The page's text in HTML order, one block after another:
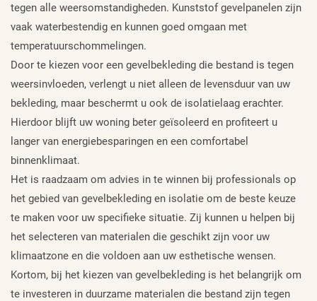
tegen alle weersomstandigheden. Kunststof gevelpanelen zijn
vaak waterbestendig en kunnen goed omgaan met
temperatuurschommelingen.
Door te kiezen voor een gevelbekleding die bestand is tegen
weersinvloeden, verlengt u niet alleen de levensduur van uw
bekleding, maar beschermt u ook de isolatielaag erachter.
Hierdoor blijft uw woning beter geïsoleerd en profiteert u
langer van energiebesparingen en een comfortabel
binnenklimaat.
Het is raadzaam om advies in te winnen bij professionals op
het gebied van gevelbekleding en isolatie om de beste keuze
te maken voor uw specifieke situatie. Zij kunnen u helpen bij
het selecteren van materialen die geschikt zijn voor uw
klimaatzone en die voldoen aan uw esthetische wensen.
Kortom, bij het kiezen van gevelbekleding is het belangrijk om
te investeren in duurzame materialen die bestand zijn tegen